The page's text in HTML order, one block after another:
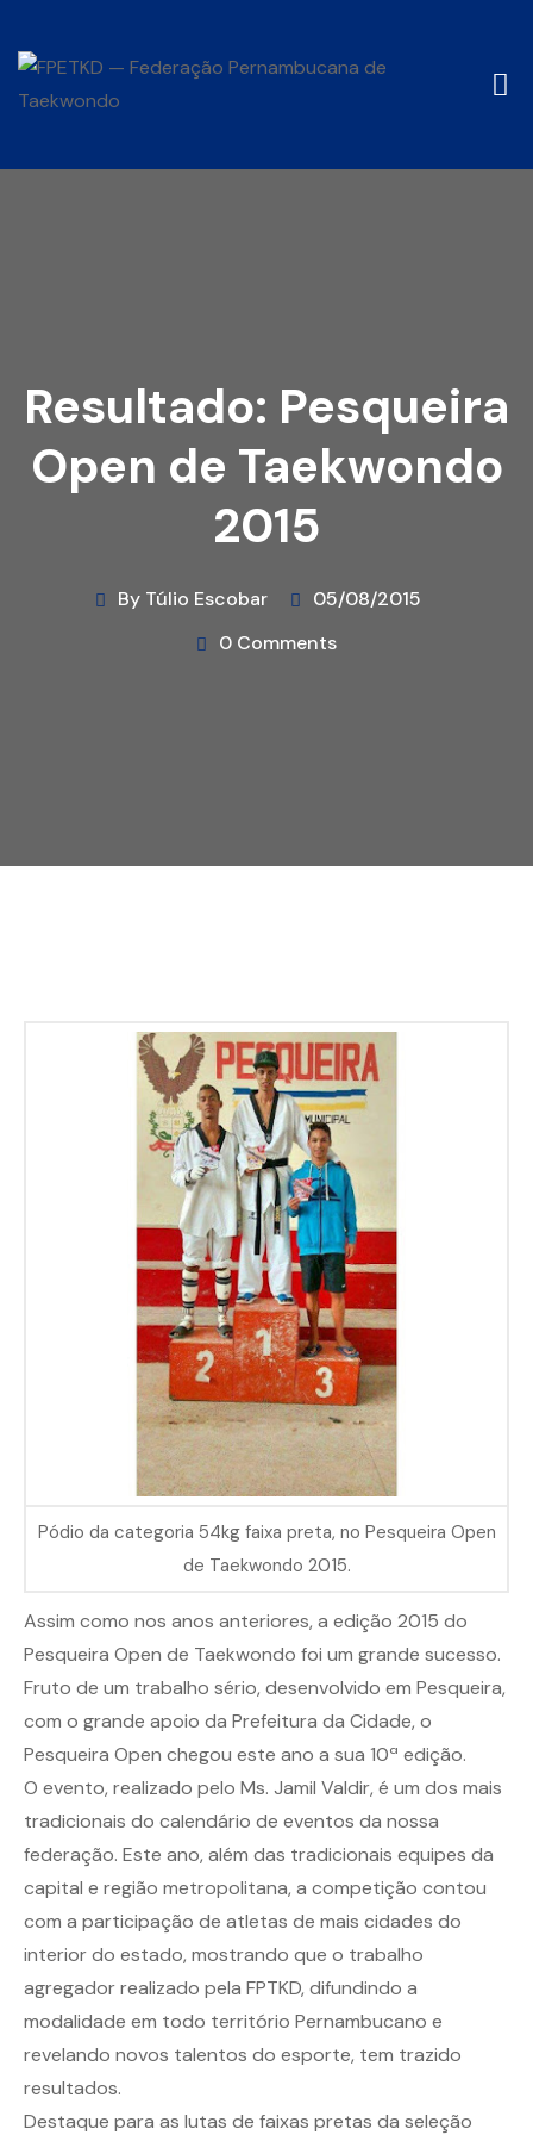
Resultado: Pesqueira
Open de Taekwondo
2015
By Túlio Escobar
05/08/2015
0 Comments
Pódio da categoria 54kg faixa preta, no Pesqueira Open
de Taekwondo 2015.
Assim como nos anos anteriores, a edição 2015 do
Pesqueira Open de Taekwondo foi um grande sucesso.
Fruto de um trabalho sério, desenvolvido em Pesqueira,
com o grande apoio da Prefeitura da Cidade, o
Pesqueira Open chegou este ano a sua 10ª edição.
O evento, realizado pelo Ms. Jamil Valdir, é um dos mais
tradicionais do calendário de eventos da nossa
federação. Este ano, além das tradicionais equipes da
capital e região metropolitana, a competição contou
com a participação de atletas de mais cidades do
interior do estado, mostrando que o trabalho
agregador realizado pela FPTKD, difundindo a
modalidade em todo território Pernambucano e
revelando novos talentos do esporte, tem trazido
resultados.
Destaque para as lutas de faixas pretas da seleção